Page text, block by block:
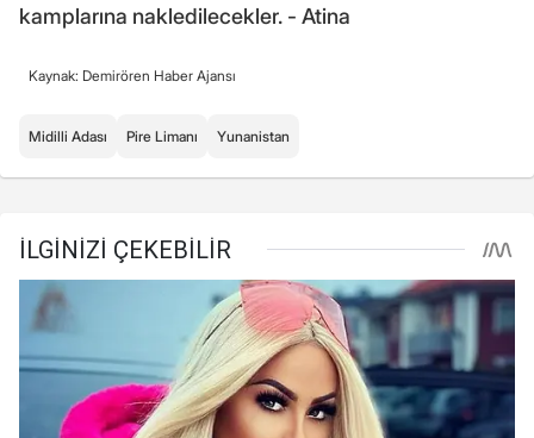
kamplarına nakledilecekler. - Atina
Kaynak: Demirören Haber Ajansı
Midilli Adası Pire Limanı Yunanistan